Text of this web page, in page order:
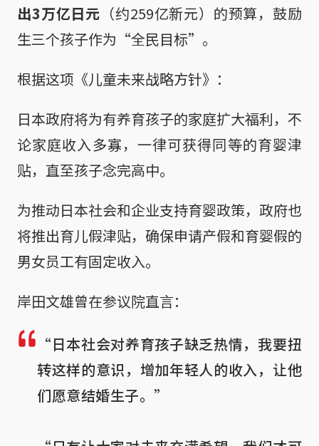
出3万亿日元 （约259亿新元）的预算，鼓励
生三个孩子作为“全民目标”。
根据这项《儿童未来战略方针》：
日本政府将为有养育孩子的家庭扩大福利，不
论家庭收入多寡，一律可获得同等的育婴津
贴，直至孩子念完高中。
为推动日本社会和企业支持育婴政策，政府也
将推出育儿假津贴，确保申请产假和育婴假的
男女员工有固定收入。
岸田文雄曾在参议院直言：
“日本社会对养育孩子缺乏热情，我要扭
转这样的意识，增加年轻人的收入，让他
们愿意结婚生子。”